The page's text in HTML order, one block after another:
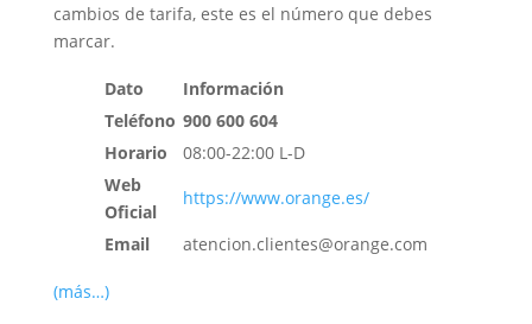
cambios de tarifa, este es el número que debes
marcar.
Dato
Información
Teléfono 900 600 604
Horario
08:00-22:00 L-D
Web
Oficial
https://www.orange.es/
Email atencion.clientes@orange.com
(más…)